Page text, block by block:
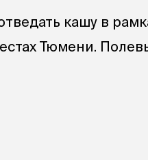
кашу в
Тюмени.